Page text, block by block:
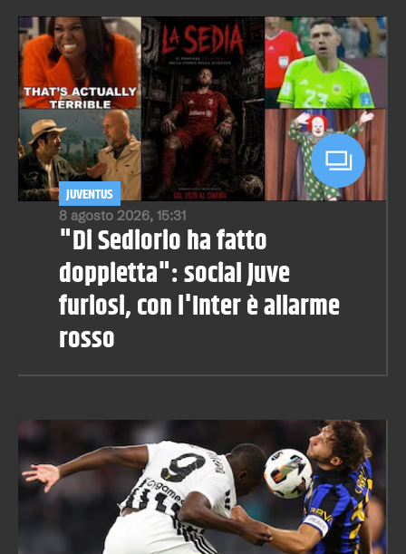
8 agosto 2026, 15:31
JUVENTUS
"Di Sediorio ha fatto
doppietta": social Juve
furiosi, con l'Inter è allarme
rosso